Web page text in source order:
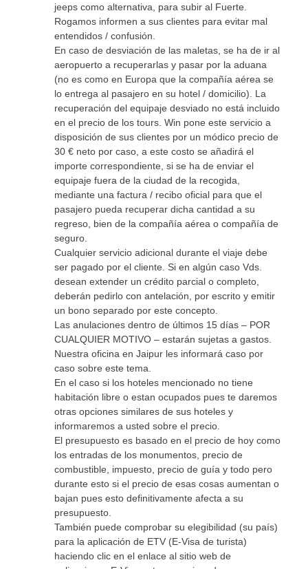
jeeps como alternativa, para subir al Fuerte.
Rogamos informen a sus clientes para evitar mal
entendidos / confusión.
En caso de desviación de las maletas, se ha de ir al
aeropuerto a recuperarlas y pasar por la aduana
(no es como en Europa que la compañía aérea se
lo entrega al pasajero en su hotel / domicilio). La
recuperación del equipaje desviado no está incluido
en el precio de los tours. Win pone este servicio a
disposición de sus clientes por un módico precio de
30 € neto por caso, a este costo se añadirá el
importe correspondiente, si se ha de enviar el
equipaje fuera de la ciudad de la recogida,
mediante una factura / recibo oficial para que el
pasajero pueda recuperar dicha cantidad a su
regreso, bien de la compañía aérea o compañía de
seguro.
Cualquier servicio adicional durante el viaje debe
ser pagado por el cliente. Si en algún caso Vds.
desean extender un crédito parcial o completo,
deberán pedirlo con antelación, por escrito y emitir
un bono separado por este concepto.
Las anulaciones dentro de últimos 15 días – POR
CUALQUIER MOTIVO – estarán sujetas a gastos.
Nuestra oficina en Jaipur les informará caso por
caso sobre este tema.
En el caso si los hoteles mencionado no tiene
habitación libre o estan ocupados pues te daremos
otras opciones similares de sus hoteles y
informaremos a usted sobre el precio.
El presupuesto es basado en el precio de hoy como
los entradas de los monumentos, precio de
combustible, impuesto, precio de guía y todo pero
durante esto si el precio de esas cosas aumentan o
bajan pues esto definitivamente afecta a su
presupuesto.
También puede comprobar su elegibilidad (su país)
para la aplicación de ETV (E-Visa de turista)
haciendo clic en el enlace al sitio web de